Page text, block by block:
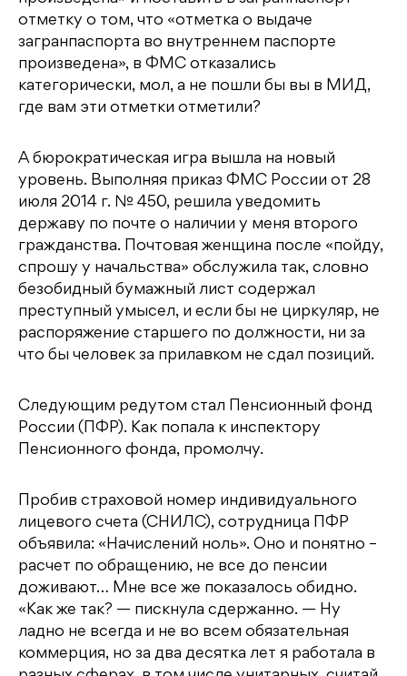
отметку о том, что «отметка о выдаче
загранпаспорта во внутреннем паспорте
произведена», в ФМС отказались
категорически, мол, а не пошли бы вы в МИД,
где вам эти отметки отметили?
А бюрократическая игра вышла на новый
уровень. Выполняя приказ ФМС России от 28
июля 2014 г. № 450, решила уведомить
державу по почте о наличии у меня второго
гражданства. Почтовая женщина после «пойду,
спрошу у начальства» обслужила так, словно
безобидный бумажный лист содержал
преступный умысел, и если бы не циркуляр, не
распоряжение старшего по должности, ни за
что бы человек за прилавком не сдал позиций.
Следующим редутом стал Пенсионный фонд
России (ПФР). Как попала к инспектору
Пенсионного фонда, промолчу.
Пробив страховой номер индивидуального
лицевого счета (СНИЛС), сотрудница ПФР
объявила: «Начислений ноль». Оно и понятно –
расчет по обращению, не все до пенсии
доживают… Мне все же показалось обидно.
«Как же так? — пискнула сдержанно. — Ну
ладно не всегда и не во всем обязательная
коммерция, но за два десятка лет я работала в